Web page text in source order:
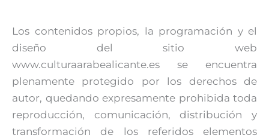
Los contenidos propios, la programación y el
diseño del sitio web
www.culturaarabealicante.es se encuentra
plenamente protegido por los derechos de
autor, quedando expresamente prohibida toda
reproducción, comunicación, distribución y
transformación de los referidos elementos